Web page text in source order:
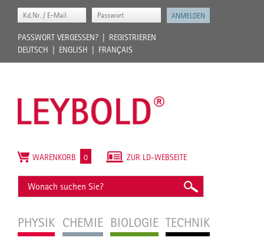
PASSWORT VERGESSEN?
REGISTRIEREN
DEUTSCH
ENGLISH FRANÇAIS
PHYSIK CHEMIE BIOLOGIE TECHNIK
ZUR LD-WEBSEITE
WARENKORB 0